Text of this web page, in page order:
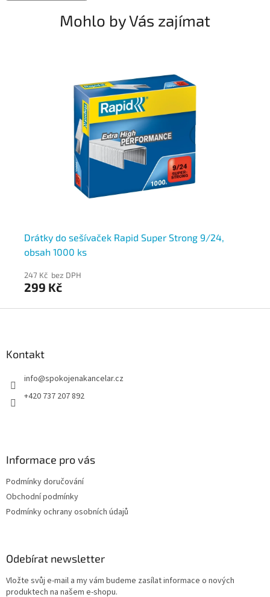
Mohlo by Vás zajímat
Drátky do sešívaček Rapid Super Strong 9/24,
obsah 1000 ks
247 Kč bez DPH
299 Kč
Kontakt
info@spokojenakancelar.cz
+420 737 207 892
Informace pro vás
Podmínky doručování
Obchodní podmínky
Podmínky ochrany osobních údajů
Odebírat newsletter
Vložte svůj e-mail a my vám budeme zasílat informace o nových
produktech na našem e-shopu.